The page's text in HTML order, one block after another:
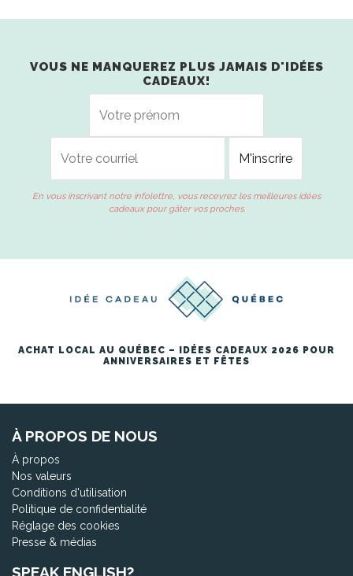
VOUS NE MANQUEREZ PLUS JAMAIS D'IDÉES
CADEAUX!
En vous inscrivant notre infolettre, vous recevrez les meilleures idées
cadeaux pour gâter vos proches.
ACHAT LOCAL AU QUÉBEC – IDÉES CADEAUX 2026 POUR
ANNIVERSAIRES ET FÊTES
À PROPOS DE NOUS
À propos
Nos valeurs
Conditions d'utilisation
Politique de confidentialité
Réglage des cookies
Presse & médias
SPEAK ENGLISH?